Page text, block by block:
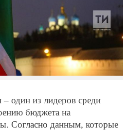
– один из лидеров среди
бюджета на
Согласно данным, которые